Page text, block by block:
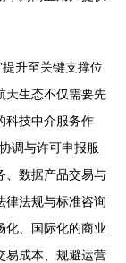
升至关键支撑位
天生态不仅需要先
科技中介服务作
调与许可申报服
、数据产品交易与
律法规与标准咨询
化、国际化的商业
易成本、规避运营